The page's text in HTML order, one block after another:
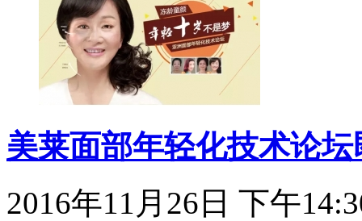
美莱面部年轻化技术论
2016年11月26日 下午